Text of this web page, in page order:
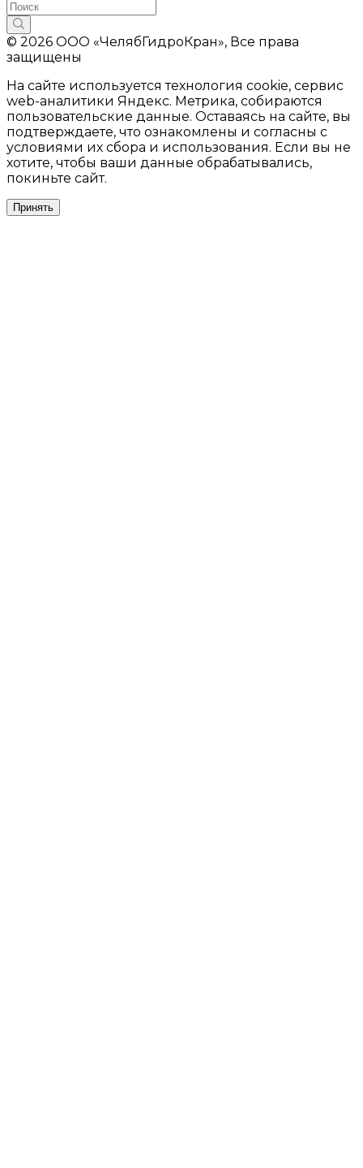
© 2026 ООО «ЧелябГидроКран», Все права
защищены
На сайте используется технология cookie, сервис
web-аналитики Яндекс. Метрика, собираются
пользовательские данные. Оставаясь на сайте, вы
подтверждаете, что ознакомлены и согласны с
условиями их сбора и использования. Если вы не
хотите, чтобы ваши данные обрабатывались,
покиньте сайт.
Принять